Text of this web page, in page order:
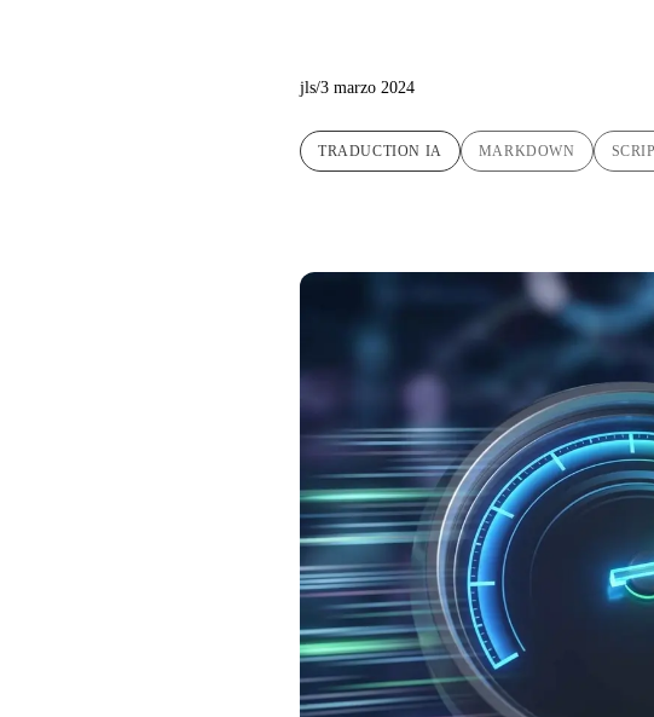
jls/3 marzo 2024
TRADUCTION IA MARKDOWN